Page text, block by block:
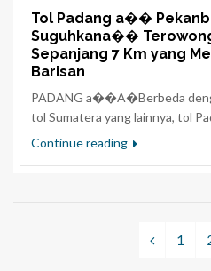
Tol Padang a��
Suguhkana��
Sepanjang 7 Km yang
Barisan
PADANG a��A�Berbeda
tol Sumatera yang lainnya, tol
Continue reading
1